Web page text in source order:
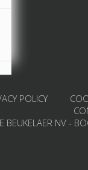
POLICY
BEUKELAER NV -